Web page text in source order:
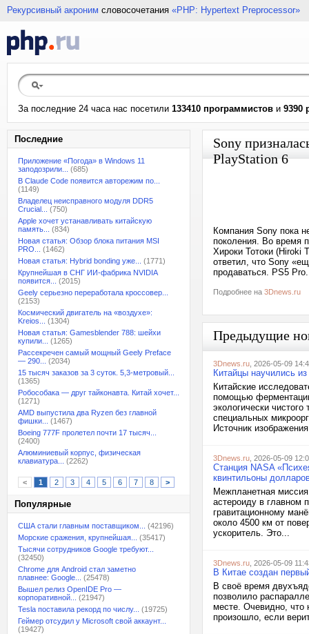
Рекурсивный акроним словосочетания «PHP: Hypertext Preprocessor»
За последние 24 часа нас посетили 133410 программистов и 9390
Последние
Приложение «Погода» в Windows 11
заподозрили...
(685)
В Claude Code появится авторежим по...
(1149)
Владелец неисправного модуля DDR5
Crucial...
(750)
Apple хочет устанавливать китайскую
память...
(834)
Новая статья: Обзор блока питания MSI
PRO...
(1462)
Новая статья: Hybrid bonding уже...
(1771)
Крупнейшая в СНГ ИИ-фабрика NVIDIA
появится...
(2015)
Geely серьезно переработала кроссовер...
(2153)
Космический двигатель на «воздухе»:
Kreios...
(1304)
Новая статья: Gamesblender 788: шейхи
купили...
(1265)
Рассекречен самый мощный Geely Preface
— 290...
(2034)
15 тысяч заказов за 3 суток. 5,3-метровый...
(1365)
Робособака — друг тайконавта. Китай хочет...
(1271)
AMD выпустила два Ryzen без главной
фишки...
(1467)
Boeing 777F пролетел почти 17 тысяч...
(2400)
Алюминиевый корпус, физическая
клавиатура...
(2262)
< 1 2 3 4 5 6 7 8 >
Популярные
США стали главным поставщиком...
(42196)
Морские сражения, крупнейшая...
(35417)
Тысячи сотрудников Google требуют...
(32450)
Chrome для Android стал заметно
плавнее: Google...
(25478)
Вышел релиз OpenIDE Pro —
корпоративной...
(21947)
Tesla поставила рекорд по числу...
(19725)
Геймер отсудил у Microsoft свой аккаунт...
(19427)
Sony
PlayStation 6
Компания Sony пока
поколения. Во время
Хироки Тотоки (Hiroki
ответил, что Sony
продаваться. PS5
Подробнее на 3Dnews.ru
Предыдущие
3Dnews.ru , 2026-05-09
Китайцы научились
Китайские
помощью
экологически
специальных
Источник
3Dnews.ru , 2026-05-09
Станция NASA
квинтильоны
Межпланетная
астероиду в главном
гравитационному
около 4500 км от
ускоритель. Это...
3Dnews.ru , 2026-05-09
В Китае создан
В своё время
позволило
месте. Очевидно, что
произошло, если